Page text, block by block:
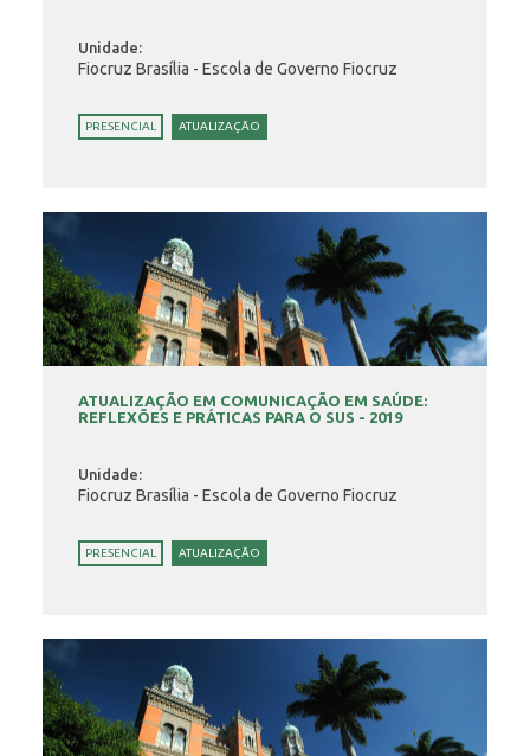
Unidade:
Fiocruz Brasília - Escola de Governo Fiocruz
PRESENCIAL ATUALIZAÇÃO
ATUALIZAÇÃO EM COMUNICAÇÃO EM SAÚDE:
REFLEXÕES E PRÁTICAS PARA O SUS - 2019
Unidade:
Fiocruz Brasília - Escola de Governo Fiocruz
PRESENCIAL ATUALIZAÇÃO